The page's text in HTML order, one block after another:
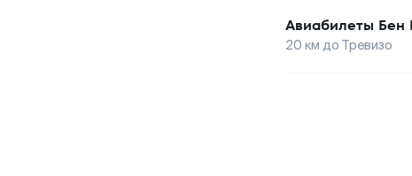
Авиабилеты Бен
20 км до Тревизо